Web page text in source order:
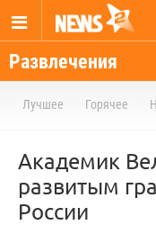
Развлечения
Лучшее Горячее
Академик
развитым
России